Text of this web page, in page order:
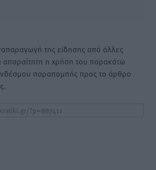
της είδησης από άλλες
απαραίτητη η χρήση του παρακάτω
παραπομπής προς το άρθρο